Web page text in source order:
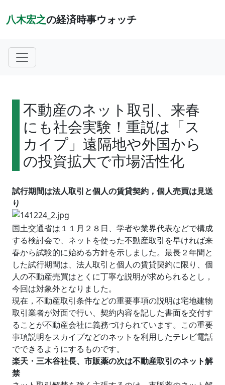
八木宏之の経済時事ウォッチ
不動産のネット取引、来春
にも社会実験！重説は「ス
カイプ」遠隔地や外国から
の投資拡大で市場活性化
試行期間は法人取引と個人の賃貸契約，個人売買は見送
り
国土交通省は１１月２８日、学者や業界代表などで構成
する検討会で、ネットを使った不動産取引を早ければ来
春から試験的に始める方針を示しました。最長２年間と
した試行期間は、法人取引と個人の賃貸契約に限り、個
人の不動産売買はとくに丁寧な説明が求められるとし，
今回は対象外となりました。
現在，不動産取引条件などの重要事項の説明は宅地建物
取引業者が対面で行い、契約内容を記した書面を交付す
ることが不動産会社に義務づけられています。この重要
事項説明をスカイプなどのネットを利用したテレビ電話
でできるようにするものです。
楽天・三木谷社長、市販薬の次は不動産取引のネット解
禁